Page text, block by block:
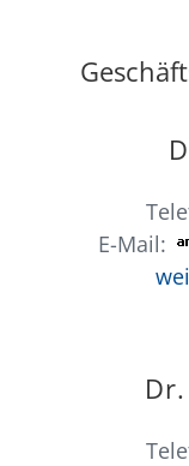
E-Mail: